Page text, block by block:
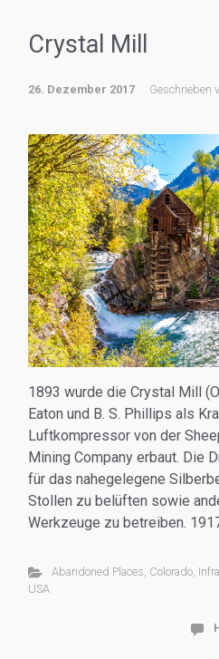
Crystal Mill
26. Dezember 2017 Geschrieben
1893 wurde die Crystal Mill
Eaton und B. S. Phillips als
Luftkompressor von der
Mining Company erbaut. Die
für das nahegelegene
Stollen zu belüften sowie
Werkzeuge zu betreiben.
Abandoned Places, Colorado,
USA